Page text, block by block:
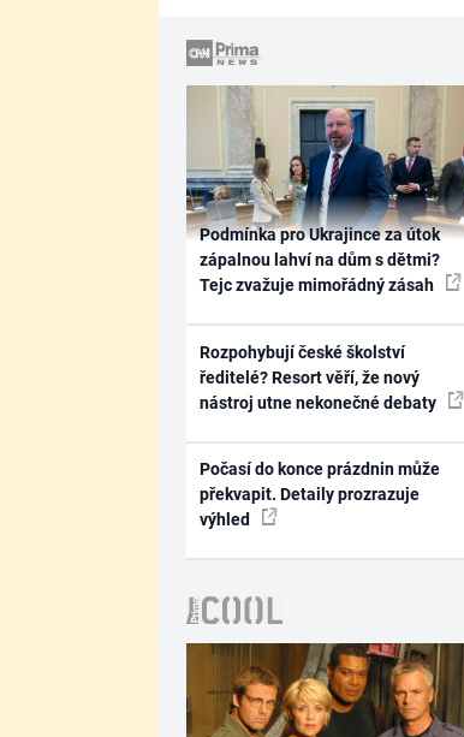
Podmínka pro Ukrajince za útok
zápalnou lahví na dům s dětmi?
Tejc zvažuje mimořádný zásah
Rozpohybují české školství
ředitelé? Resort věří, že nový
nástroj utne nekonečné debaty
Počasí do konce prázdnin může
překvapit. Detaily prozrazuje
výhled